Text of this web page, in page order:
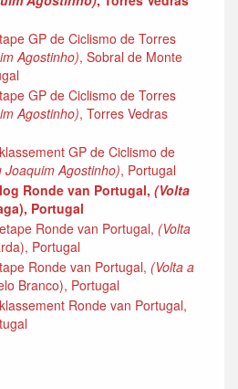
GP de Ciclismo de Torres
Agostinho), Sobral de Monte
GP de Ciclismo de Torres
Agostinho), Torres Vedras
GP de Ciclismo de
Joaquim Agostinho), Portugal
Ronde van Portugal, (Volta
Portugal
Ronde van Portugal, (Volta
Portugal
Ronde van Portugal, (Volta a
Branco), Portugal
Ronde van Portugal,